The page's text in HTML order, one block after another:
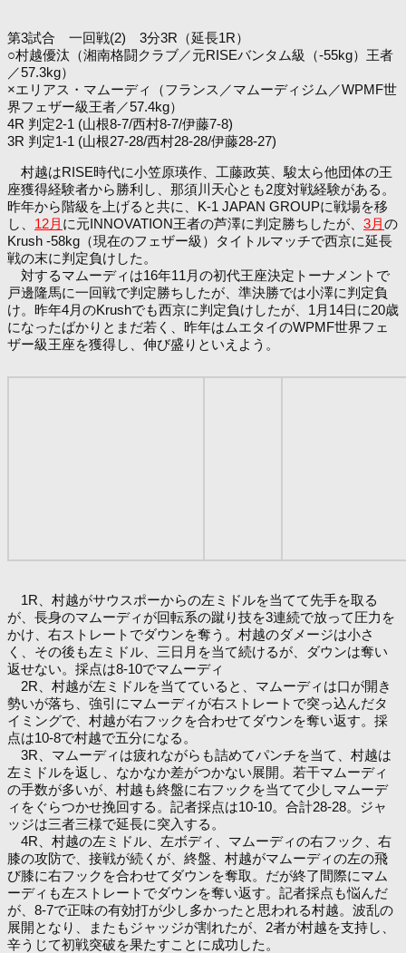
第3試合 一回戦(2) 3分3R（延長1R）
○村越優汰（湘南格闘クラブ／元RISEバンタム級（-55kg）王者
／57.3kg）
×エリアス・マムーディ（フランス／マムーディジム／WPMF世
界フェザー級王者／57.4kg）
4R 判定2-1 (山根8-7/西村8-7/伊藤7-8)
3R 判定1-1 (山根27-28/西村28-28/伊藤28-27)
村越はRISE時代に小笠原瑛作、工藤政英、駿太ら他団体の王
座獲得経験者から勝利し、那須川天心とも2度対戦経験がある。
昨年から階級を上げると共に、K-1 JAPAN GROUPに戦場を移
し、 12月 に元INNOVATION王者の芦澤に判定勝ちしたが、 3月の
Krush -58kg（現在のフェザー級）タイトルマッチで西京に延長
戦の末に判定負けした。
対するマムーディは16年11月の初代王座決定トーナメントで
戸邊隆馬に一回戦で判定勝ちしたが、準決勝では小澤に判定負
け。昨年4月のKrushでも西京に判定負けしたが、1月14日に20歳
になったばかりとまだ若く、昨年はムエタイのWPMF世界フェ
ザー級王座を獲得し、伸び盛りといえよう。
1R、村越がサウスポーからの左ミドルを当てて先手を取る
が、長身のマムーディが回転系の蹴り技を3連続で放って圧力を
かけ、右ストレートでダウンを奪う。村越のダメージは小さ
く、その後も左ミドル、三日月を当て続けるが、ダウンは奪い
返せない。採点は8-10でマムーディ
2R、村越が左ミドルを当てていると、マムーディは口が開き
勢いが落ち、強引にマムーディが右ストレートで突っ込んだタ
イミングで、村越が右フックを合わせてダウンを奪い返す。採
点は10-8で村越で五分になる。
3R、マムーディは疲れながらも詰めてパンチを当て、村越は
左ミドルを返し、なかなか差がつかない展開。若干マムーディ
の手数が多いが、村越も終盤に右フックを当てて少しマムーデ
ィをぐらつかせ挽回する。記者採点は10-10。合計28-28。ジャ
ッジは三者三様で延長に突入する。
4R、村越の左ミドル、左ボディ、マムーディの右フック、右
膝の攻防で、接戦が続くが、終盤、村越がマムーディの左の飛
び膝に右フックを合わせてダウンを奪取。だが終了間際にマム
ーディも左ストレートでダウンを奪い返す。記者採点も悩んだ
が、8-7で正味の有効打が少し多かったと思われる村越。波乱の
展開となり、またもジャッジが割れたが、2者が村越を支持し、
辛うじて初戦突破を果たすことに成功した。